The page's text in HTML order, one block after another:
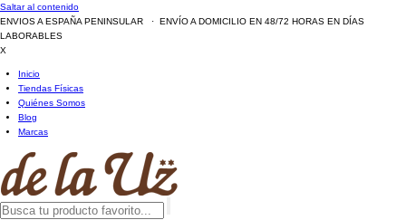
Saltar al contenido
ENVIOS A ESPAÑA PENINSULAR · ENVÍO A DOMICILIO EN 48/72 HORAS EN DÍAS
LABORABLES
X
Inicio
Tiendas Físicas
Quiénes Somos
Blog
Marcas